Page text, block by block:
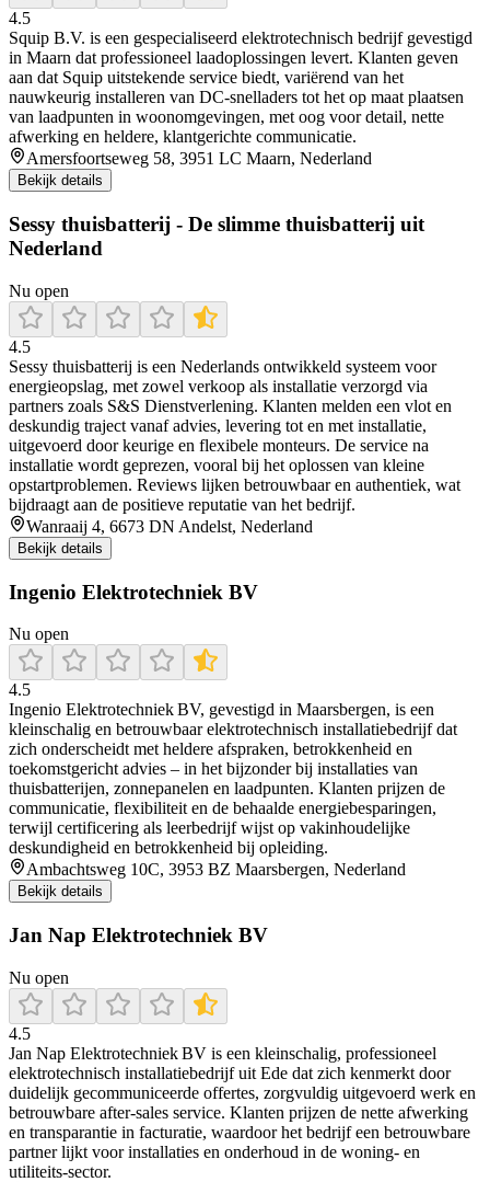
4.5
Squip B.V. is een gespecialiseerd elektrotechnisch bedrijf gevestigd
in Maarn dat professioneel laadoplossingen levert. Klanten geven
aan dat Squip uitstekende service biedt, variërend van het
nauwkeurig installeren van DC‑snelladers tot het op maat plaatsen
van laadpunten in woonomgevingen, met oog voor detail, nette
afwerking en heldere, klantgerichte communicatie.
Amersfoortseweg 58, 3951 LC Maarn, Nederland
Bekijk details
Sessy thuisbatterij - De slimme thuisbatterij uit
Nederland
Nu open
4.5
Sessy thuisbatterij is een Nederlands ontwikkeld systeem voor
energieopslag, met zowel verkoop als installatie verzorgd via
partners zoals S&S Dienstverlening. Klanten melden een vlot en
deskundig traject vanaf advies, levering tot en met installatie,
uitgevoerd door keurige en flexibele monteurs. De service na
installatie wordt geprezen, vooral bij het oplossen van kleine
opstartproblemen. Reviews lijken betrouwbaar en authentiek, wat
bijdraagt aan de positieve reputatie van het bedrijf.
Wanraaij 4, 6673 DN Andelst, Nederland
Bekijk details
Ingenio Elektrotechniek BV
Nu open
4.5
Ingenio Elektrotechniek BV, gevestigd in Maarsbergen, is een
kleinschalig en betrouwbaar elektrotechnisch installatiebedrijf dat
zich onderscheidt met heldere afspraken, betrokkenheid en
toekomstgericht advies – in het bijzonder bij installaties van
thuisbatterijen, zonnepanelen en laadpunten. Klanten prijzen de
communicatie, flexibiliteit en de behaalde energiebesparingen,
terwijl certificering als leerbedrijf wijst op vakinhoudelijke
deskundigheid en betrokkenheid bij opleiding.
Ambachtsweg 10C, 3953 BZ Maarsbergen, Nederland
Bekijk details
Jan Nap Elektrotechniek BV
Nu open
4.5
Jan Nap Elektrotechniek BV is een kleinschalig, professioneel
elektrotechnisch installatiebedrijf uit Ede dat zich kenmerkt door
duidelijk gecommuniceerde offertes, zorgvuldig uitgevoerd werk en
betrouwbare after‑sales service. Klanten prijzen de nette afwerking
en transparantie in facturatie, waardoor het bedrijf een betrouwbare
partner lijkt voor installaties en onderhoud in de woning- en
utiliteits‑sector.